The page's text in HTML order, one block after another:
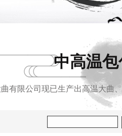
中高温
有限公司现已生产出高温大曲